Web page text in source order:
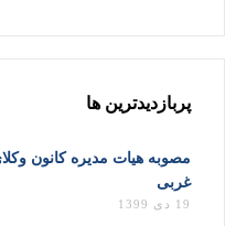
پربازدیدترین ها
مصوبه هیات مدیره کانون
غربی
19 دی 1399